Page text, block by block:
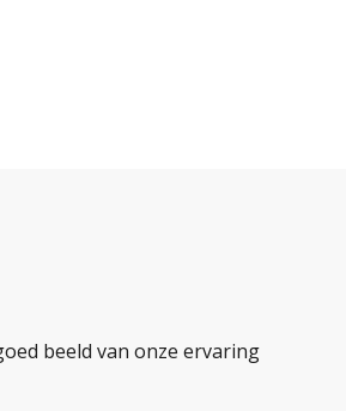
beeld van onze ervaring